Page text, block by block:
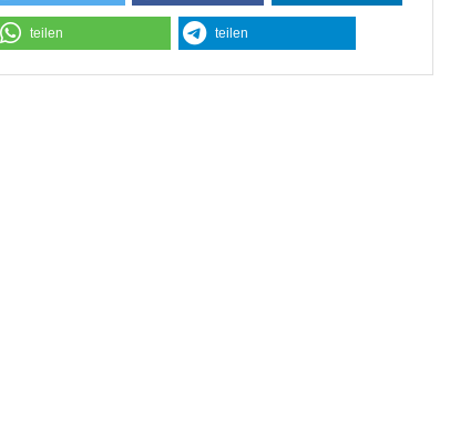
teilen teilen